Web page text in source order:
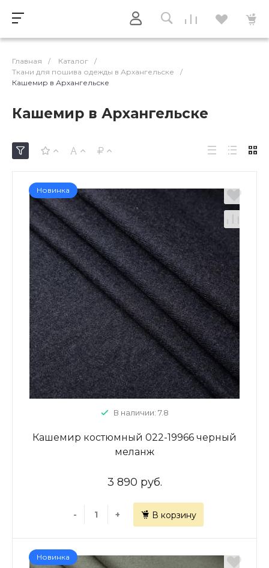
Главная / Каталог
/
Ткани для пошива одежды в Архангельске
/
Кашемир в Архангельске
Кашемир в Архангельске
Новинка
В наличии: 7.8
Кашемир костюмный 022-19966 черный
меланж
3 890 руб.
- + В корзину
Новинка